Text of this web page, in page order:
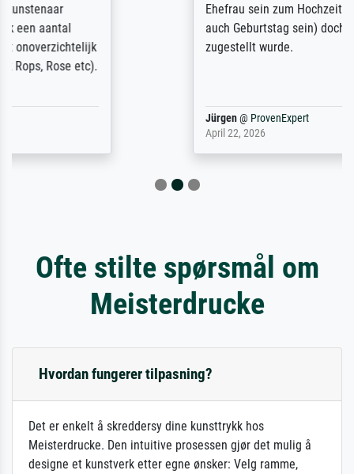
Ehefrau sein zum Hochzeits- gleichzeitig
auch Geburtstag sein) doch nach zu Hause
zugestellt wurde.
Ofte stilte spørsmål om
Meisterdrucke
Hvordan fungerer tilpasning?
Det er enkelt å skreddersy dine kunsttrykk hos
Meisterdrucke. Den intuitive prosessen gjør det mulig å
designe et kunstverk etter egne ønsker: Velg ramme,